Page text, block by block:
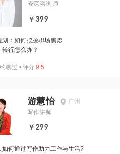
资深咨询师
￥399
划：如何摆脱职场焦虑
转行怎么办？
聊过 • 评分 9.5
游慧怡
广州
写作讲师
￥299
如何通过写作助力工作与生活?